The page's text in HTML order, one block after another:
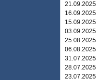
21.09.2025
16.09.2025
15.09.2025
03.09.2025
25.08.2025
06.08.2025
31.07.2025
28.07.2025
23.07.2025